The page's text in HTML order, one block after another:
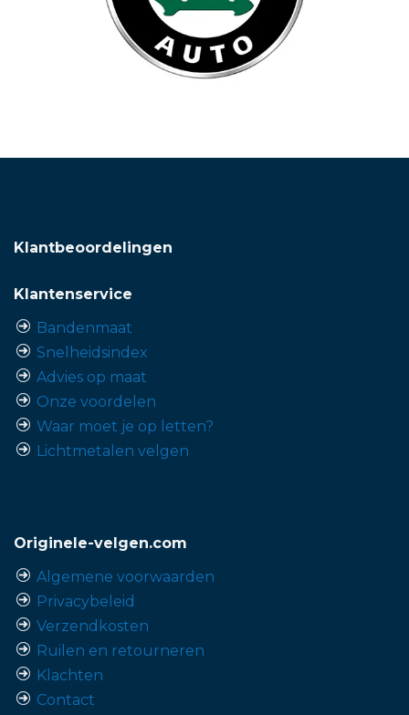
Klantbeoordelingen
Klantenservice
Bandenmaat
Snelheidsindex
Advies op maat
Onze voordelen
Waar moet je op letten?
Lichtmetalen velgen
Originele-velgen.com
Algemene voorwaarden
Privacybeleid
Verzendkosten
Ruilen en retourneren
Klachten
Contact